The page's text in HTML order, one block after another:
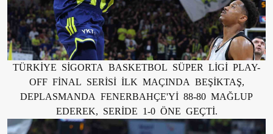
TÜRKİYE SİGORTA BASKETBOL SÜPER LİGİ PLAY-
OFF FİNAL SERİSİ İLK MAÇINDA BEŞİKTAŞ,
DEPLASMANDA FENERBAHÇE'Yİ 88-80 MAĞLUP
EDEREK, SERİDE 1-0 ÖNE GEÇTİ.